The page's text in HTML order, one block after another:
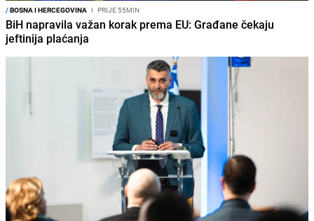
/BOSNA I HERCEGOVINA I PRIJE 55MIN
BiH napravila važan korak prema EU: Građane čekaju
jeftinija plaćanja